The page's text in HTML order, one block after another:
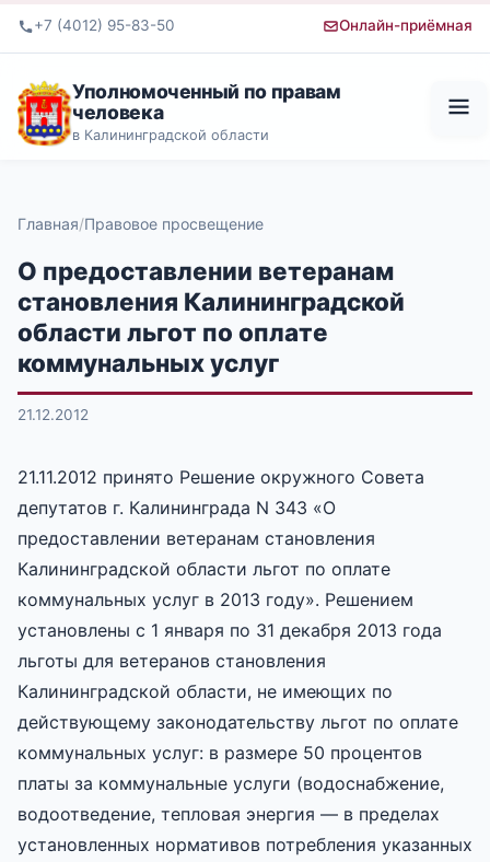
+7 (4012) 95-83-50 Онлайн-приёмная
Уполномоченный по правам
человека
в Калининградской области
Главная Правовое просвещение
О предоставлении ветеранам
становления Калининградской
области льгот по оплате
коммунальных услуг
21.12.2012
21.11.2012 принято Решение окружного Совета
депутатов г. Калининграда N 343 «О
предоставлении ветеранам становления
Калининградской области льгот по оплате
коммунальных услуг в 2013 году». Решением
установлены с 1 января по 31 декабря 2013 года
льготы для ветеранов становления
Калининградской области, не имеющих по
действующему законодательству льгот по оплате
коммунальных услуг: в размере 50 процентов
платы за коммунальные услуги (водоснабжение,
водоотведение, тепловая энергия — в пределах
установленных нормативов потребления указанных